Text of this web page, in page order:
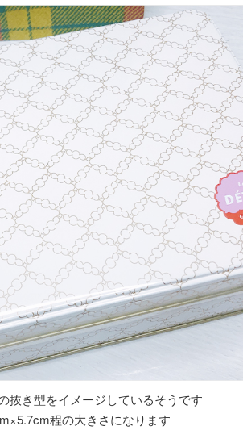
抜き型をイメージしているそうです
程の大きさになります